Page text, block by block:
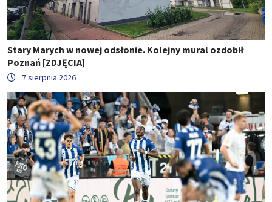
Stary Marych w nowej odsłonie. Kolejny mural ozdobił
Poznań [ZDJĘCIA]
7 sierpnia 2026